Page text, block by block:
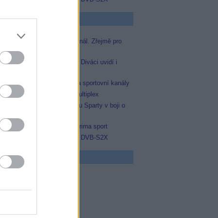
Zprávičky
Skylink spustil nový Test kanál. Zřejmě pro
Prima sport
zařadí Prima sport. Diváci uvidí i
AMC získala licence pro dva sportovní kanály
Du převzal další multiplex
Prima sport odvysílá i odvetu Sparty v boji o
TV potvrdil zařazení Prima sport
Televisa Networks přešla na DVB-S2X
program
MOST! (6/8)